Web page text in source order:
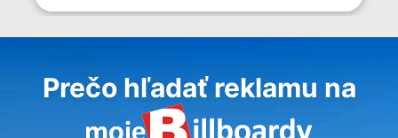
Prečo hľadať reklamu na